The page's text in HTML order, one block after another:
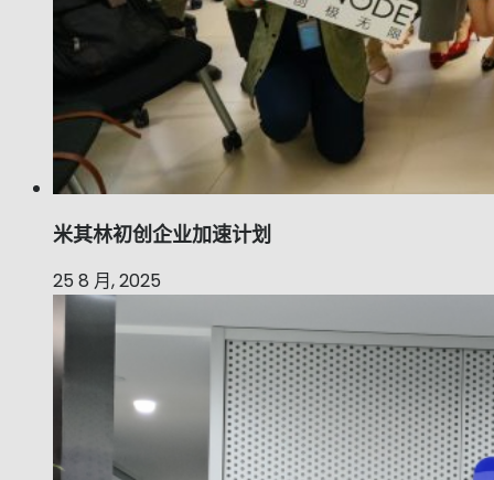
米其林初创企业加速计划
25 8 月, 2025